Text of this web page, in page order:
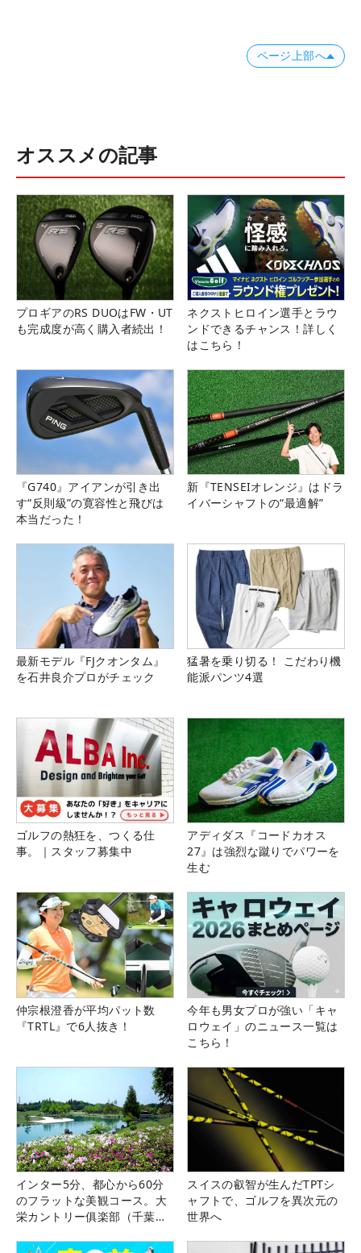
ページ上部へ
オススメの記事
プロギアのRS DUOはFW・UT
も完成度が高く購入者続出！
ネクストヒロイン選手とラウ
ンドできるチャンス！詳しく
はこちら！
『G740』アイアンが引き出
す“反則級”の寛容性と飛びは
本当だった！
新『TENSEIオレンジ』はドラ
イバーシャフトの“最適解”
最新モデル『FJクオンタム』
を石井良介プロがチェック
猛暑を乗り切る！ こだわり機
能派パンツ4選
ゴルフの熱狂を、つくる仕
事。｜スタッフ募集中
アディダス『コードカオス
27』は強烈な蹴りでパワーを
生む
仲宗根澄香が平均パット数
『TRTL』で6人抜き！
今年も男女プロが強い「キャ
ロウェイ」のニュース一覧は
こちら！
インター5分、都心から60分
のフラットな美観コース。大
栄カントリー俱楽部（千葉
スイスの叡智が生んだTPTシ
ャフトで、ゴルフを異次元の
世界へ